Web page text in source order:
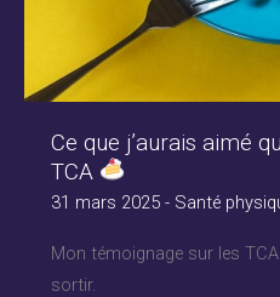
Ce que j’aurais aimé
TCA
31 mars 2025 - Santé
Mon témoignage sur les TCA
sortir.